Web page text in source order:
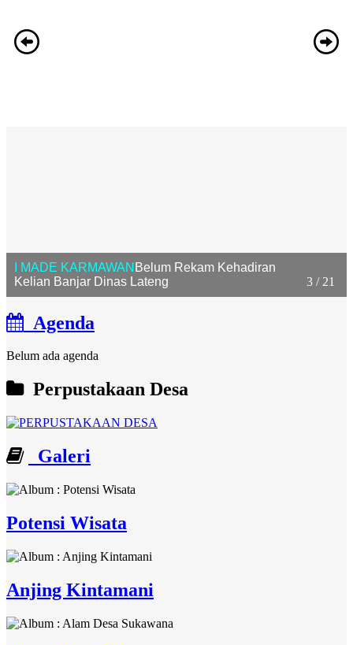
3 / 21
I MADE KARMAWAN Belum Rekam Kehadiran
Kelian Banjar Dinas Lateng
Agenda
Belum ada agenda
Perpustakaan Desa
Galeri
Potensi Wisata
Anjing Kintamani